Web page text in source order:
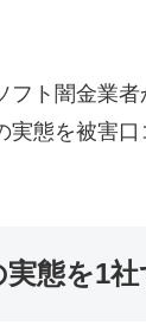
ト闇金業
態を被害
態を1